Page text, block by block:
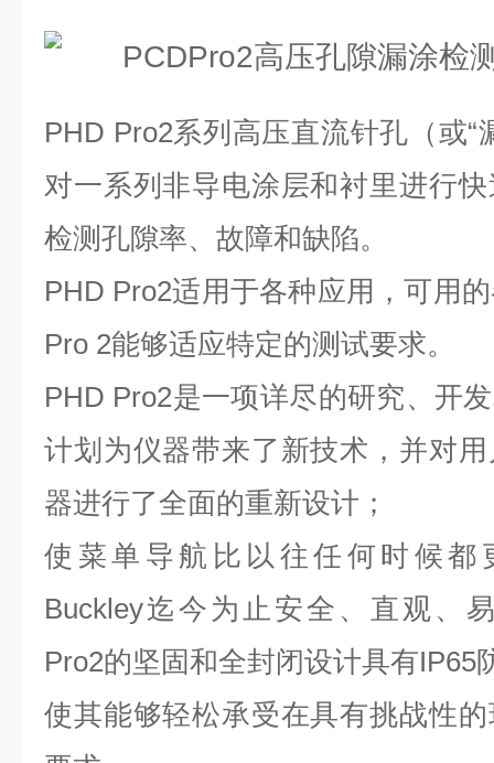
PHD Pro2系列高压直流针孔（或
对一系列非导电涂层和衬里进行
检测孔隙率、故障和缺陷。
PHD Pro2适用于各种应用，可用
Pro 2能够适应特定的测试要求。
PHD Pro2是一项详尽的研究、开
计划为仪器带来了新技术，并对
器进行了全面的重新设计；
使菜单导航比以往任何时候都
Buckley迄今为止安全、直观、
Pro2的坚固和全封闭设计具有IP65
使其能够轻松承受在具有挑战性